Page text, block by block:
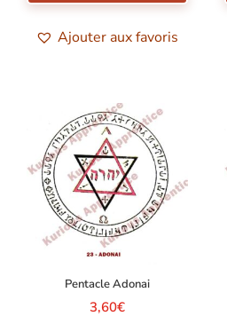
Ajouter aux favoris
Pentacle Adonai
3,60€